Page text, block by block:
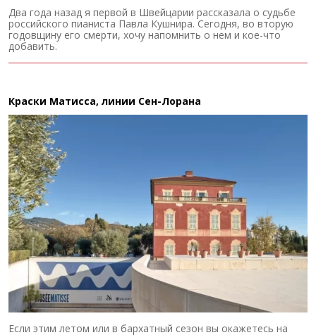
Два года назад я первой в Швейцарии рассказала о судьбе
российского пианиста Павла Кушнира. Сегодня, во вторую
годовщину его смерти, хочу напомнить о нем и кое-что
добавить.
Краски Матисса, линии Сен-Лорана
Если этим летом или в бархатный сезон вы окажетесь на